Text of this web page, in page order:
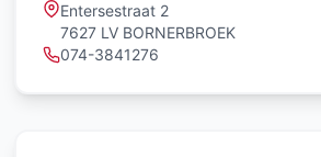
Entersestraat 2
7627 LV BORNERBROEK
074-3841276